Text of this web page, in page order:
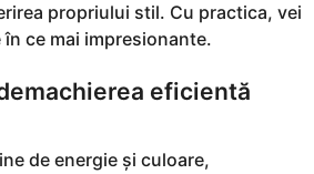
propriului stil. Cu practica, vei
ce mai impresionante.
eficientă
de energie și culoare,